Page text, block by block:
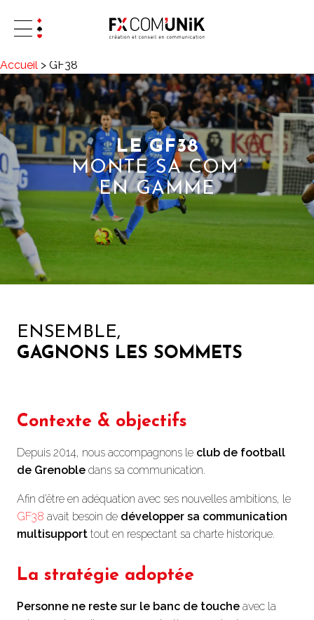
Accueil > GF38
LE GF38
MONTE SA COM’
EN GAMME
ENSEMBLE,
GAGNONS LES SOMMETS
Contexte & objectifs
Depuis 2014, nous accompagnons le club de football
de Grenoble dans sa communication.
Afin d’être en adéquation avec ses nouvelles ambitions, le
GF38 avait besoin de développer sa communication
multisupport tout en respectant sa charte historique.
La stratégie adoptée
Personne ne reste sur le banc de touche avec la